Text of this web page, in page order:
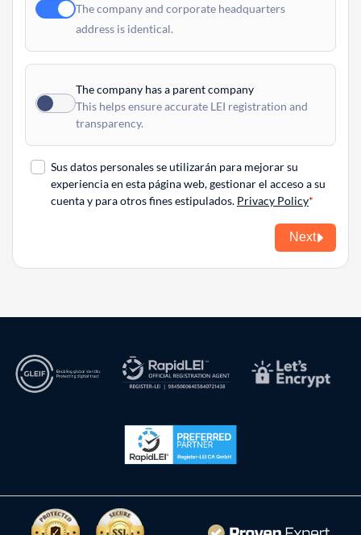
The company and corporate headquarters
address is identical.
The company has a parent company
This helps ensure accurate LEI registration and
transparency.
Sus datos personales se utilizarán para mejorar su
experiencia en esta página web, gestionar el acceso a su
cuenta y para otros fines estipulados. Privacy Policy
Next